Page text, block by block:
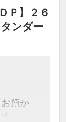
円
円
22：
までご
年1
2-
Ｐ】２６
ンダー
預か